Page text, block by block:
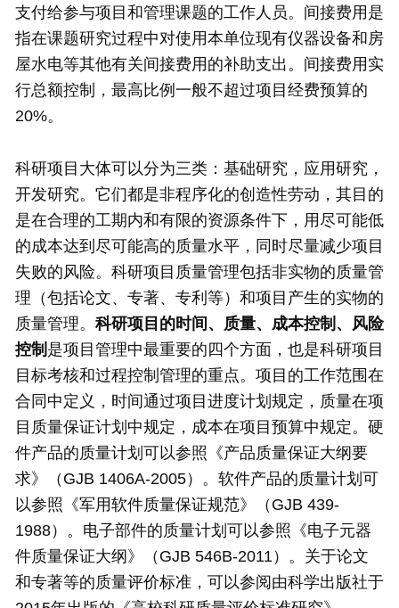
支付给参与项目和管理课题的工作人员。间接费用是
指在课题研究过程中对使用本单位现有仪器设备和房
屋水电等其他有关间接费用的补助支出。间接费用实
行总额控制，最高比例一般不超过项目经费预算的
20%。
科研项目大体可以分为三类：基础研究，应用研究，
开发研究。它们都是非程序化的创造性劳动，其目的
是在合理的工期内和有限的资源条件下，用尽可能低
的成本达到尽可能高的质量水平，同时尽量减少项目
失败的风险。科研项目质量管理包括非实物的质量管
理（包括论文、专著、专利等）和项目产生的实物的
质量管理。 科研项目的时间、质量、成本控制、风险
控制 是项目管理中最重要的四个方面，也是科研项目
目标考核和过程控制管理的重点。项目的工作范围在
合同中定义，时间通过项目进度计划规定，质量在项
目质量保证计划中规定，成本在项目预算中规定。硬
件产品的质量计划可以参照《产品质量保证大纲要
求》（GJB 1406A-2005）。软件产品的质量计划可
以参照《军用软件质量保证规范》（GJB 439-
1988）。电子部件的质量计划可以参照《电子元器
件质量保证大纲》（GJB 546B-2011）。关于论文
和专著等的质量评价标准，可以参阅由科学出版社于